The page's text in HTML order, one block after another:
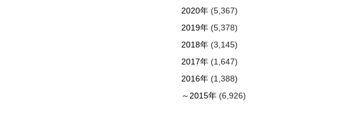
2020年 (5,367)
2019年 (5,378)
2018年 (3,145)
2017年 (1,647)
2016年 (1,388)
～2015年 (6,926)